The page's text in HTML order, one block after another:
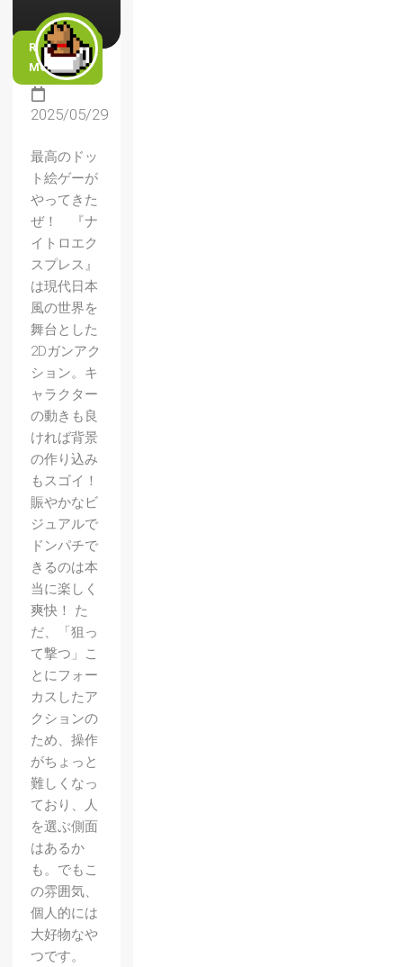
READ
MORE
2025/05/29
最高のドッ
ト絵ゲーが
やってきた
ぜ！ 『ナ
イトロエク
スプレス』
は現代日本
風の世界を
舞台とした
2Dガンアク
ション。キ
ャラクター
の動きも良
ければ背景
の作り込み
もスゴイ！
賑やかなビ
ジュアルで
ドンパチで
きるのは本
当に楽しく
爽快！ た
だ、「狙っ
て撃つ」こ
とにフォー
カスしたア
クションの
ため、操作
がちょっと
難しくなっ
ており、人
を選ぶ側面
はあるか
も。でもこ
の雰囲気、
個人的には
大好物なや
つです。